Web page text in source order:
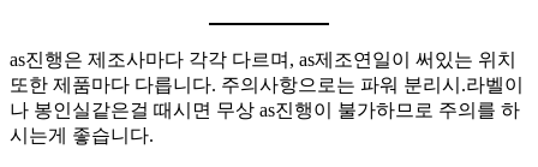
as진행은 제조사마다 각각 다르며, as제조연일이 써있는 위치
또한 제품마다 다릅니다. 주의사항으로는 파워 분리시.라벨이
나 봉인실같은걸 때시면 무상 as진행이 불가하므로 주의를 하
시는게 좋습니다.